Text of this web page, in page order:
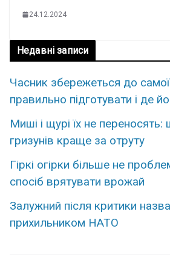
24.12.2024
Недавні записи
Часник збережеться до
правильно підготувати і де
Миші і щурі їх не переносять:
гризунів краще за отруту
Гіркі огірки більше не
спосіб врятувати врожай
Залужний після критики
прихильником НАТО